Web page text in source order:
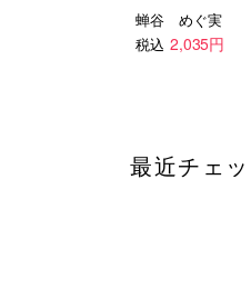
蝉谷 めぐ実
税込 2,035円
最近チェ